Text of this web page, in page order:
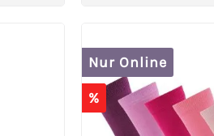
Nur Online
%